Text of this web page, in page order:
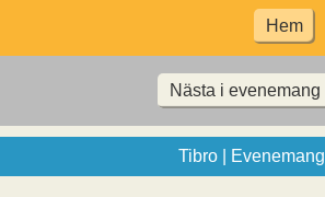
Hem
Nästa i evenemang
Tibro | Evenemang